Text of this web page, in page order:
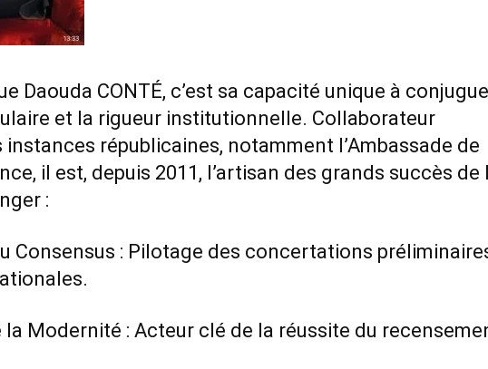
Daouda CONTÉ, c’est sa capacité unique à
et la rigueur institutionnelle. Collaborateur
instances républicaines, notamment l’Ambassade de
il est, depuis 2011, l’artisan des grands succès de
:
Consensus : Pilotage des concertations
la Modernité : Acteur clé de la réussite du